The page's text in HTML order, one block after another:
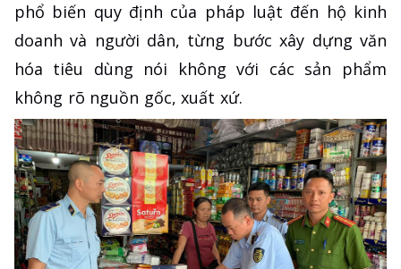
phổ biến quy định của pháp luật đến hộ kinh
doanh và người dân, từng bước xây dựng văn
hóa tiêu dùng nói không với các sản phẩm
không rõ nguồn gốc, xuất xứ.